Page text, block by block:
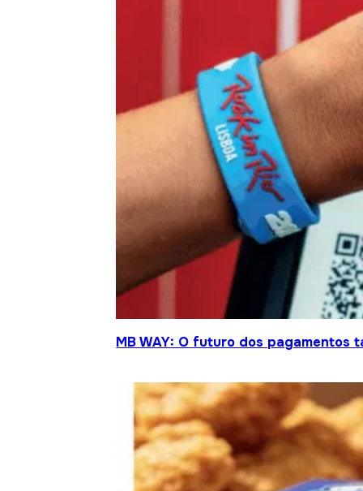
MB WAY: O futuro dos pagamentos